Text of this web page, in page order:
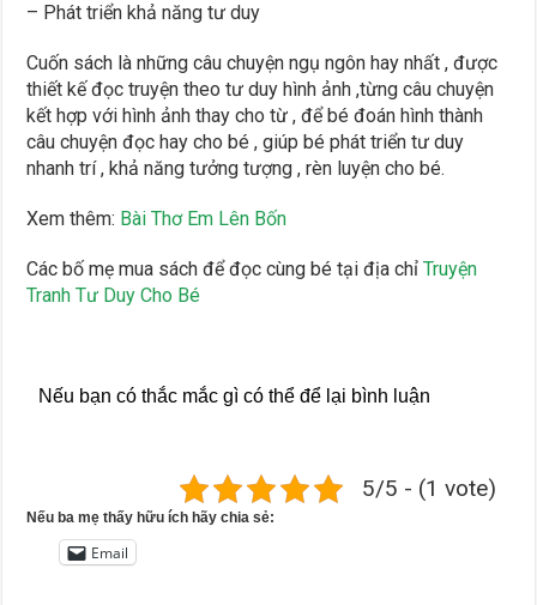
– Phát triển khả năng tư duy
Cuốn sách là những câu chuyện ngụ ngôn hay nhất , được
thiết kế đọc truyện theo tư duy hình ảnh ,từng câu chuyện
kết hợp với hình ảnh thay cho từ , để bé đoán hình thành
câu chuyện đọc hay cho bé , giúp bé phát triển tư duy
nhanh trí , khả năng tưởng tượng , rèn luyện cho bé.
Xem thêm: Bài Thơ Em Lên Bốn
Các bố mẹ mua sách để đọc cùng bé tại địa chỉTruyện
Tranh Tư Duy Cho Bé
Nếu bạn có thắc mắc gì có thể để lại bình luận
5/5 - (1 vote)
Nếu ba mẹ thấy hữu ích hãy chia sẻ:
Email